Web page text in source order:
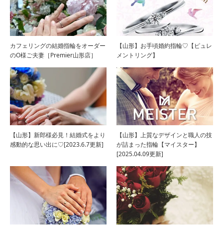
カフェリングの結婚指輪をオーダー
のO様ご夫妻［Premier山形店］
【山形】お手頃婚約指輪♡【ピュレ
メントリング】
【山形】新郎様必見！結婚式をより
感動的な思い出に♡[2023.6.7更新]
【山形】上質なデザインと職人の技
が詰まった指輪【マイスター】
[2025.04.09更新]